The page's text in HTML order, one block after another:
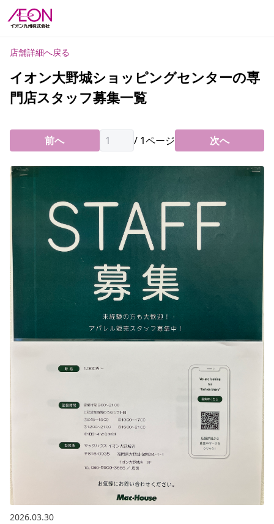
店舗詳細へ戻る
イオン大野城ショッピングセンターの専
門店スタッフ募集一覧
前へ / 1ページ 次へ
2026.03.30